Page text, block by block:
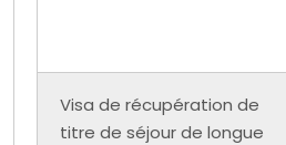
Visa de récupération de
titre de séjour de longue